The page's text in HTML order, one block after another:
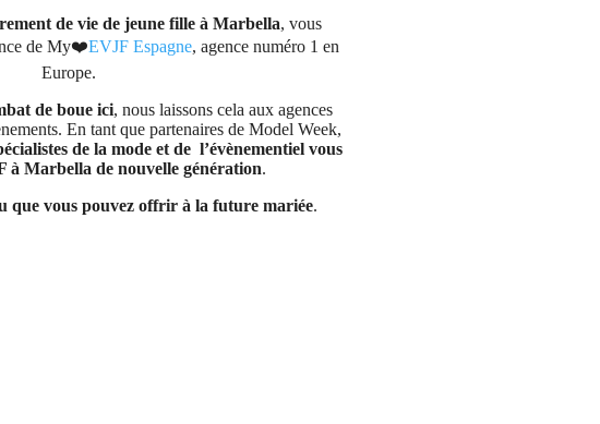
de vie de jeune fille à Marbella, vous
de My❤️EVJF Espagne, agence numéro 1 en
Europe.
de boue ici, nous laissons cela aux agences
En tant que partenaires de Model Week,
de la mode et de l’évènementiel vous
à Marbella de nouvelle génération.
que vous pouvez offrir à la future mariée.